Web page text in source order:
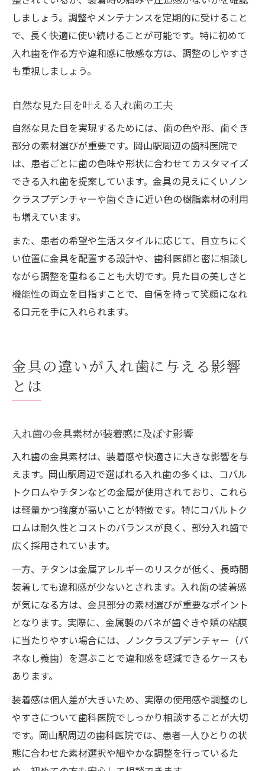
しましょう。調整やメンテナンスを定期的に受けること
で、長く快適に使い続けることが可能です。特に初めて
入れ歯を作る方や違和感に敏感な方は、調整のしやすさ
も重視しましょう。
自然な見た目を叶える入れ歯の工夫
自然な見た目を実現するためには、歯の色や形、歯ぐき
部分の素材選びが重要です。岡山駅周辺の歯科医院で
は、患者ごとに歯の色味や形状に合わせてカスタマイズ
できる入れ歯を提案しています。金具の見えにくいノン
クラスプデンチャーや歯ぐきに近い色の樹脂素材の利用
も増えています。
また、患者の希望や生活スタイルに応じて、目立ちにく
い位置に金具を配置する設計や、歯科医師と密に相談し
ながら調整を重ねることも大切です。見た目の美しさと
機能性の両立を目指すことで、自信を持って笑顔になれ
る口元を手に入れられます。
金具の違いが入れ歯に与える影響
とは
入れ歯の金具素材が装着感に及ぼす影響
入れ歯の金具素材は、装着感や快適さに大きな影響を与
えます。岡山駅周辺で選ばれる入れ歯の多くは、コバル
トクロムやチタンなどの金属が使用されており、これら
は軽量かつ強度が高いことが特徴です。特にコバルトク
ロムは耐久性とコストのバランスが良く、部分入れ歯で
広く採用されています。
一方、チタンは金属アレルギーのリスクが低く、長時間
装着しても違和感が少ないとされます。入れ歯の装着感
が気になる方は、金具部分の素材選びが重要なポイント
となります。実際に、金属製のバネが歯ぐきや頬の粘膜
に当たりやすい場合には、ノンクラスプデンチャー（バ
ネなし義歯）を選ぶことで違和感を軽減できるケースも
あります。
装着感は個人差が大きいため、実際の使用感や調整のし
やすさについて歯科医院でしっかり相談することが大切
です。岡山駅周辺の歯科医院では、患者一人ひとりの状
態に合わせた素材選択や細やかな調整を行っているた